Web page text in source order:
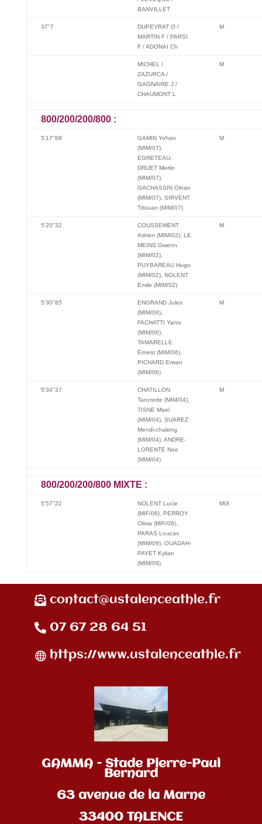
BANVILLET
37"7
DUPEYRAT O /
MARTIN F / PARSI
F / ADONAI Ch
M
MICHEL /
ZAZURCA /
GAGNAIRE J /
CHAUMONT L
M
800/200/200/800 :
5'17''68
GAMIN Yohan
(MIM/07),
EGRETEAU-
DRUET Merlin
(MIM/07),
GACHASSIN Oihan
(MIM/07), SIRVENT
Titouan (MIM/07)
M
5'20''32
COUSSEMENT
Adrien (MIM/02), LE
MEINS Gwenn
(MIM/02),
PUYBAREAU Hugo
(MIM/02), NOLENT
Emile (MIM/02)
M
5'30"85
ENGRAND Jules
(MIM/06),
FACHATTI Yanis
(MIM/06),
TAMARELLE
Ernest (MIM/06),
PICHARD Erwan
(MIM/06)
M
5'34"37
CHATILLON
Tancrede (MIM/04),
TISNE Mael
(MIM/04), SUAREZ
Mendi-chaleng
(MIM/04), ANDRE-
LORENTE Noe
(MIM/04)
M
800/200/200/800 MIXTE :
5'57''22
NOLENT Lucie
(MIF/08), PERROY
Olivia (MIF/08),
PARAS Loucas
(MIM/09), OUADAH-
PAYET Kylian
(MIM/09)
MIX
contact@ustalenceathle.fr
07 67 28 64 51
https://www.ustalenceathle.fr
GAMMA - Stade Pierre-Paul
Bernard
63 avenue de la Marne
33400 TALENCE